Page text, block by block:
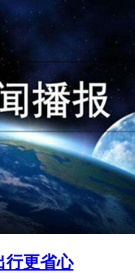
行更省心